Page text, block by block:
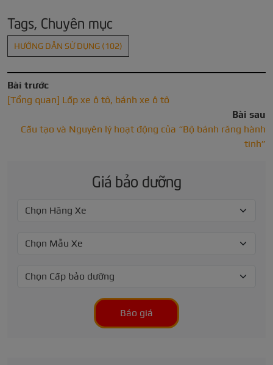
Tags, Chuyên mục
HƯỚNG DẪN SỬ DỤNG (102)
Bài trước
[Tổng quan] Lốp xe ô tô, bánh xe ô tô
Bài sau
Cấu tạo và Nguyên lý hoạt động của “Bộ bánh răng hành
tinh”
Giá bảo dưỡng
Báo giá